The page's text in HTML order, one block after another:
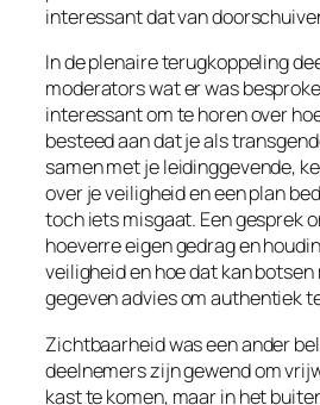
interessant dat van
In de plenaire terugkoppeling
moderators wat er was
interessant om te horen over
besteed aan dat je als
samen met je leidinggevende,
over je veiligheid en een plan
toch iets misgaat. Een gesprek
hoeverre eigen gedrag en
veiligheid en hoe dat kan
gegeven advies om authentiek
Zichtbaarheid was een ander
deelnemers zijn gewend om
kast te komen, maar in het